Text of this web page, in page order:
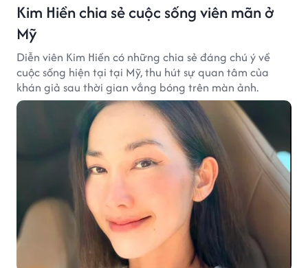
Kim Hiền chia sẻ cuộc sống viên mãn ở
Mỹ
Diễn viên Kim Hiền có những chia sẻ đáng chú ý về
cuộc sống hiện tại tại Mỹ, thu hút sự quan tâm của
khán giả sau thời gian vắng bóng trên màn ảnh.